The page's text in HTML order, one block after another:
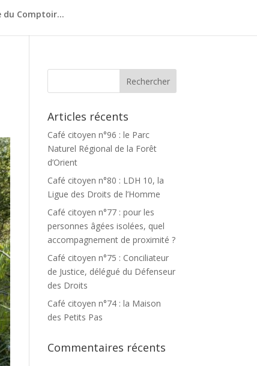
du Comptoir…
Articles récents
Café citoyen n°96 : le Parc
Naturel Régional de la Forêt
d’Orient
Café citoyen n°80 : LDH 10, la
Ligue des Droits de l’Homme
Café citoyen n°77 : pour les
personnes âgées isolées, quel
accompagnement de proximité ?
Café citoyen n°75 : Conciliateur
de Justice, délégué du Défenseur
des Droits
Café citoyen n°74 : la Maison
des Petits Pas
Commentaires récents